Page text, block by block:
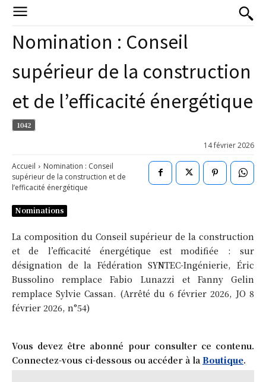
Nomination : Conseil
supérieur de la construction
et de l’efficacité énergétique
1042
14 février 2026
Accueil
Nomination : Conseil
supérieur de la construction et de
l’efficacité énergétique
Nominations
La composition du Conseil supérieur de la construction
et de l’efficacité énergétique est modifiée : sur
désignation de la Fédération SYNTEC-Ingénierie, Éric
Bussolino remplace Fabio Lunazzi et Fanny Gelin
remplace Sylvie Cassan. (Arrêté du 6 février 2026, JO 8
février 2026, n°54)
Vous devez être abonné pour consulter ce contenu.
Connectez-vous ci-dessous ou accéder à la Boutique.